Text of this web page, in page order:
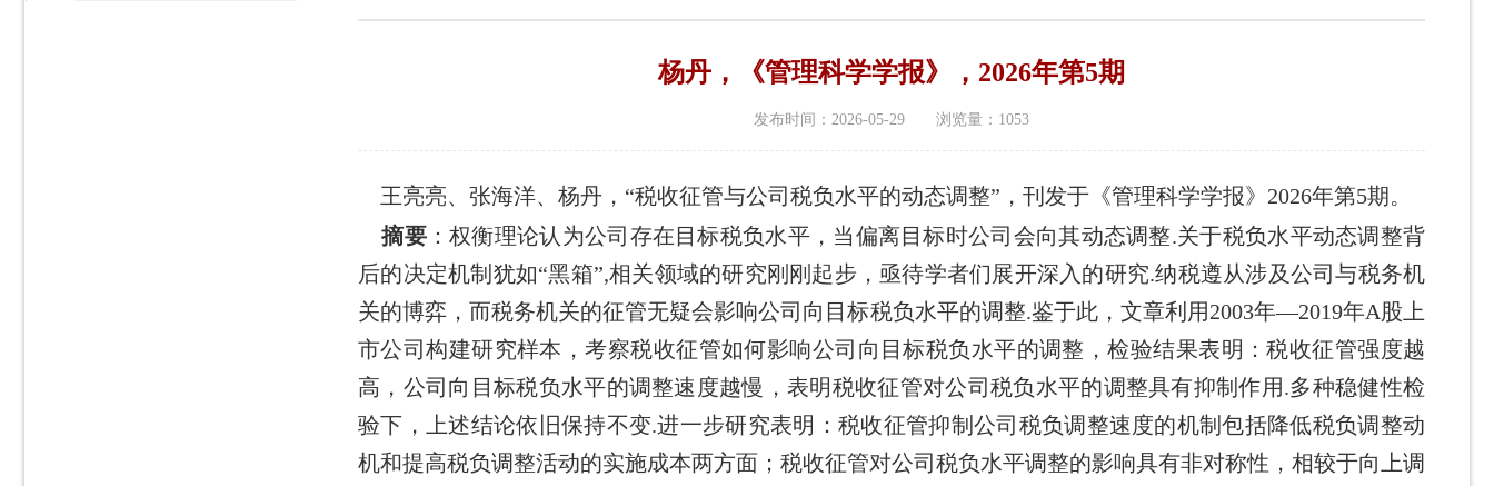
杨丹，《管理科学学报》，2026年第5期
发布时间：2026-05-29 浏览量： 1053
王亮亮、张海洋、杨丹，“税收征管与公司税负水平的动态调整”，刊发于 《管理科学学报》2026年第5期。
摘要：权衡理论认为公司存在目标税负水平，当偏离目标时公司会向其动态调整.关于税负水平动态调整背
后的决定机制犹如“黑箱”,相关领域的研究刚刚起步，亟待学者们展开深入的研究.纳税遵从涉及公司与税务机
关的博弈，而税务机关的征管无疑会影响公司向目标税负水平的调整.鉴于此，文章利用2003年—2019年A股上
市公司构建研究样本，考察税收征管如何影响公司向目标税负水平的调整，检验结果表明：税收征管强度越
高，公司向目标税负水平的调整速度越慢，表明税收征管对公司税负水平的调整具有抑制作用.多种稳健性检
验下，上述结论依旧保持不变.进一步研究表明：税收征管抑制公司税负调整速度的机制包括降低税负调整动
机和提高税负调整活动的实施成本两方面；税收征管对公司税负水平调整的影响具有非对称性，相较于向上调